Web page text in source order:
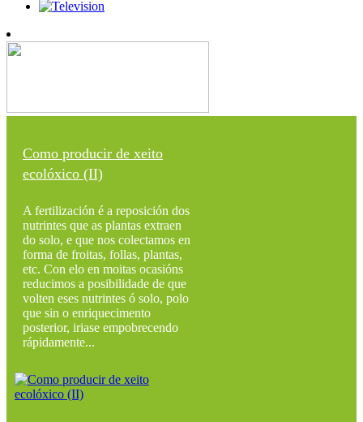
Como producir de xeito
ecolóxico (II)
A fertilización é a reposición dos
nutrintes que as plantas extraen
do solo, e que nos colectamos en
forma de froitas, follas, plantas,
etc. Con elo en moitas ocasións
reducimos a posibilidade de que
volten eses nutrintes ó solo, polo
que sin o enriquecimento
posterior, iriase empobrecendo
rápidamente...